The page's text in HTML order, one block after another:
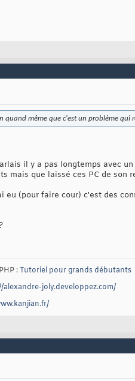
quand même que c'est un problème qui
il y a pas longtemps avec
mais que laissé ces PC de son
eu (pour faire cour) c'est des
:Tutoriel pour grands débutants
alexandre-joly.developpez.com/